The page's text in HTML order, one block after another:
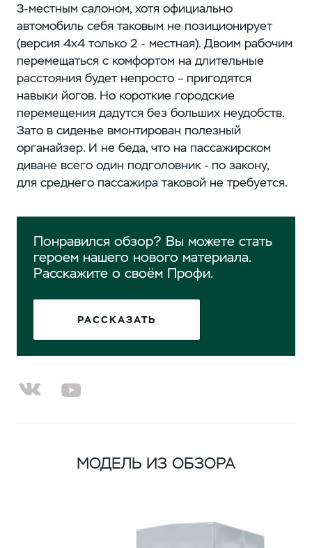
3-местным салоном, хотя официально
автомобиль себя таковым не позиционирует
(версия 4x4 только 2 - местная). Двоим рабочим
перемещаться с комфортом на длительные
расстояния будет непросто – пригодятся
навыки йогов. Но короткие городские
перемещения дадутся без больших неудобств.
Зато в сиденье вмонтирован полезный
органайзер. И не беда, что на пассажирском
диване всего один подголовник - по закону,
для среднего пассажира таковой не требуется.
Понравился обзор? Вы можете стать
героем нашего нового материала.
Расскажите о своём Профи.
РАССКАЗАТЬ
МОДЕЛЬ ИЗ ОБЗОРА